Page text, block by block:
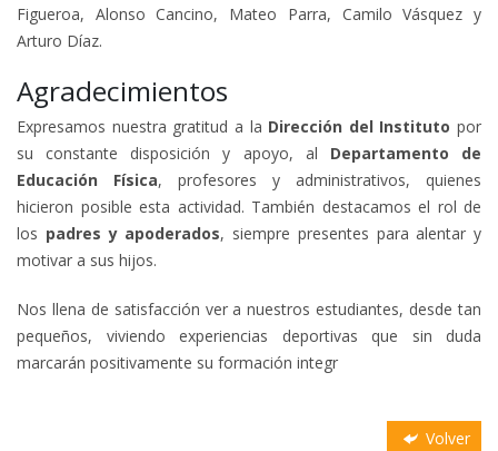
Figueroa, Alonso Cancino, Mateo Parra, Camilo Vásquez y
Arturo Díaz.
Agradecimientos
Expresamos nuestra gratitud a la Dirección del Instituto por
su constante disposición y apoyo, al Departamento de
Educación Física, profesores y administrativos, quienes
hicieron posible esta actividad. También destacamos el rol de
los padres y apoderados, siempre presentes para alentar y
motivar a sus hijos.
Nos llena de satisfacción ver a nuestros estudiantes, desde tan
pequeños, viviendo experiencias deportivas que sin duda
marcarán positivamente su formación integr
Volver